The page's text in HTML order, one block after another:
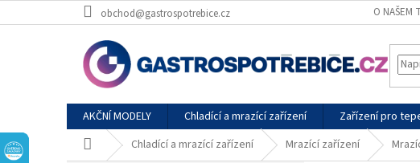
na
obchod@gastrospotrebice.cz O NAŠEM
AKČNÍ MODELY Chladící a mrazící zařízení Zařízení pro
Domů Chladící a mrazící zařízení Mrazící zařízení